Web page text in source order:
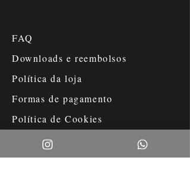
FAQ
Downloads e reembolsos
Política da loja
Formas de pagamento
Política de Cookies
Métodos de Pagamentos Aceitos